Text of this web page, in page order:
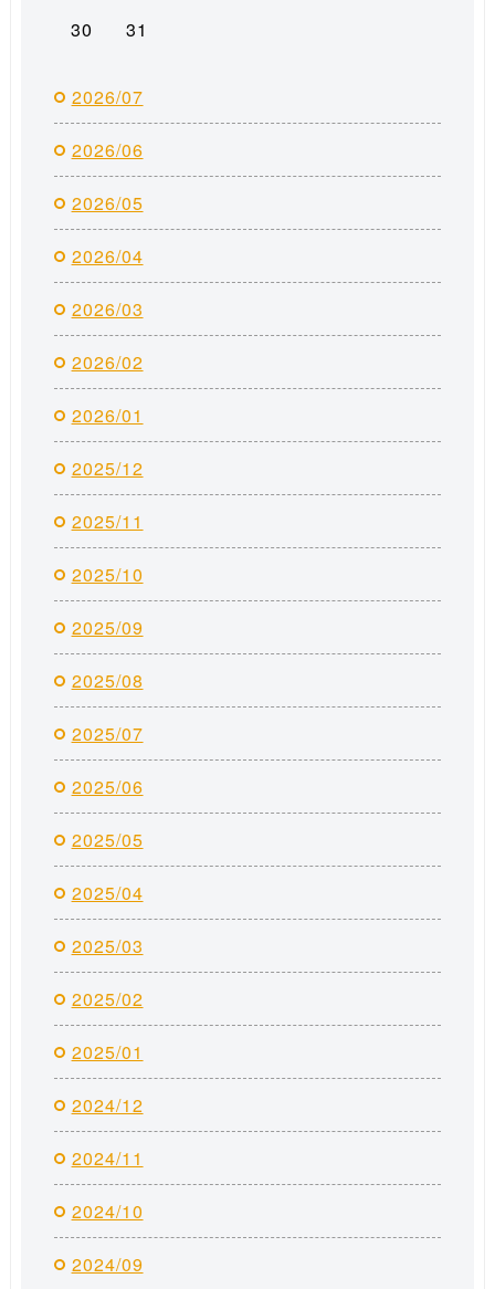
30
31
2026/07
2026/06
2026/05
2026/04
2026/03
2026/02
2026/01
2025/12
2025/11
2025/10
2025/09
2025/08
2025/07
2025/06
2025/05
2025/04
2025/03
2025/02
2025/01
2024/12
2024/11
2024/10
2024/09